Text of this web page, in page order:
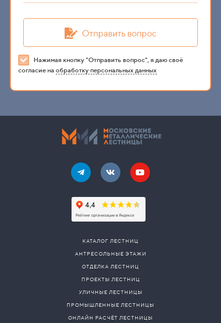
Отправить вопрос
Нажимая кнопку "Отправить вопрос", я даю своё
согласие на обработку персональных данных
КАТАЛОГ ЛЕСТНИЦ
АНТРЕСОЛЬНЫЕ ЭТАЖИ
ОТДЕЛКА ЛЕСТНИЦ
ПРОЕКТЫ ЛЕСТНИЦ
УЛИЧНЫЕ ЛЕСТНИЦЫ
ПРОМЫШЛЕННЫЕ ЛЕСТНИЦЫ
ОНЛАЙН РАСЧЁТ ЛЕСТНИЦЫ